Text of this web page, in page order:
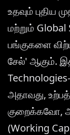
உதவும் புதிய
மற்றும்
பங்குகளை
சேல்' ஆகும்.
அதாவது,
குறைக்கவோ,
(Working